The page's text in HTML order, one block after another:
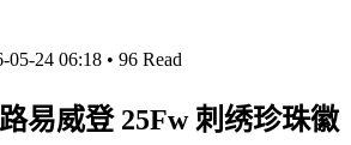
05-24 06:18 • 96 Read
易威登 25Fw 刺绣珍珠徽